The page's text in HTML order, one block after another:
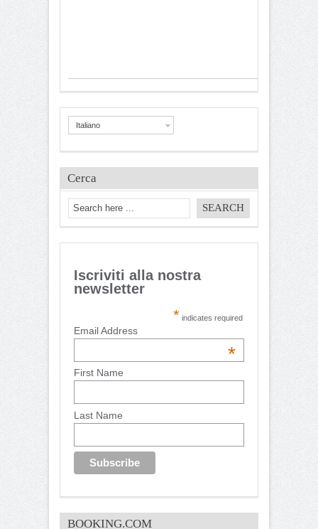
Italiano
Cerca
Iscriviti alla nostra
newsletter
* indicates required
Email Address
*
First Name
Last Name
BOOKING.COM